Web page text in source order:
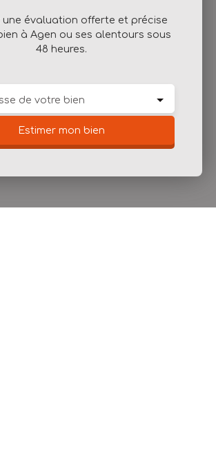
une évaluation offerte et précise
à Agen ou ses alentours sous
48 heures.
de votre bien
Estimer mon bien